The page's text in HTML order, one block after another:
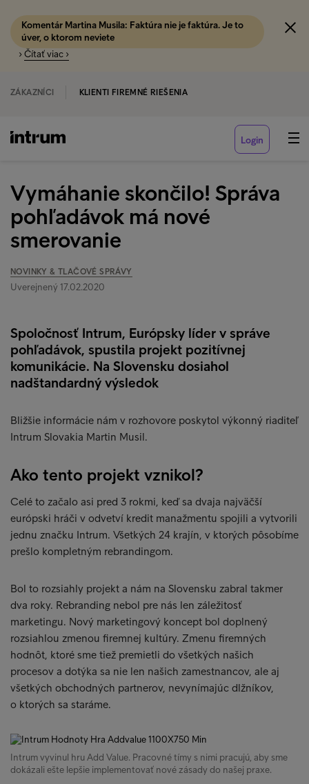
Komentár Martina Musila: Faktúra nie je faktúra. Je to
úver, o ktorom neviete
› Čítať viac ›
ZÁKAZNÍCI KLIENTI FIREMNÉ RIEŠENIA
Login
Vymáhanie skončilo! Správa
pohľadávok má nové
smerovanie
NOVINKY & TLAČOVÉ SPRÁVY
Uverejnený 17.02.2020
Spoločnosť Intrum, Európsky líder v správe
pohľadávok, spustila projekt pozitívnej
komunikácie. Na Slovensku dosiahol
nadštandardný výsledok
Bližšie informácie nám v rozhovore poskytol výkonný riaditeľ
Intrum Slovakia Martin Musil.
Ako tento projekt vznikol?
Celé to začalo asi pred 3 rokmi, keď sa dvaja najväčší
európski hráči v odvetví kredit manažmentu spojili a vytvorili
jednu značku Intrum. Všetkých 24 krajín, v ktorých pôsobíme
prešlo kompletným rebrandingom.
Bol to rozsiahly projekt a nám na Slovensku zabral takmer
dva roky. Rebranding nebol pre nás len záležitosť
marketingu. Nový marketingový koncept bol doplnený
rozsiahlou zmenou firemnej kultúry. Zmenu firemných
hodnôt, ktoré sme tiež premietli do všetkých našich
procesov a dotýka sa nie len našich zamestnancov, ale aj
všetkých obchodných partnerov, nevynímajúc dlžníkov,
o ktorých sa staráme.
Intrum vyvinul hru Add Value. Pracovné tímy s nimi pracujú, aby sme
dokázali ešte lepšie implementovať nové zásady do našej praxe.